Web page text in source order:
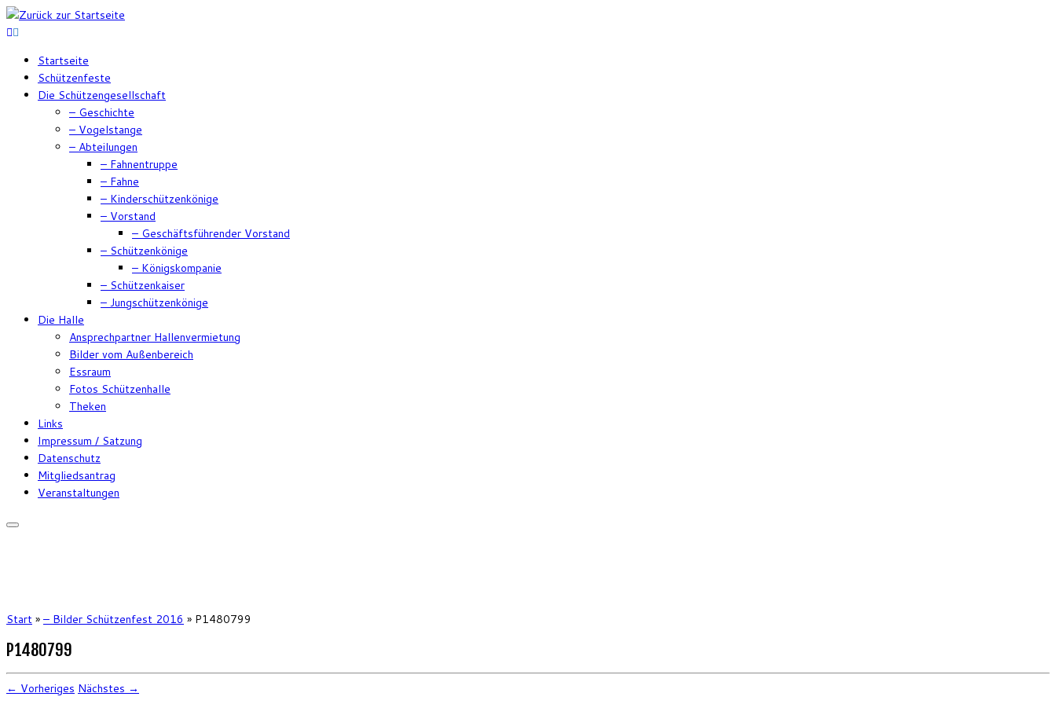
Zum
Inhalt
Startseite
Schützenfeste
Die Schützengesellschaft
– Geschichte
– Vogelstange
– Abteilungen
– Fahnentruppe
– Fahne
– Kinderschützenkönige
– Vorstand
– Geschäftsführender Vorstand
– Schützenkönige
– Königskompanie
– Schützenkaiser
– Jungschützenkönige
Die Halle
Ansprechpartner Hallenvermietung
Bilder vom Außenbereich
Essraum
Fotos Schützenhalle
Theken
Links
Impressum / Satzung
Datenschutz
Mitgliedsantrag
Veranstaltungen
Start » – Bilder Schützenfest 2016 » P1480799
P1480799
← Vorheriges Nächstes →